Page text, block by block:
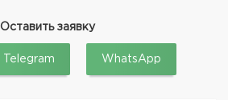
Оставить заявку
Telegram WhatsApp